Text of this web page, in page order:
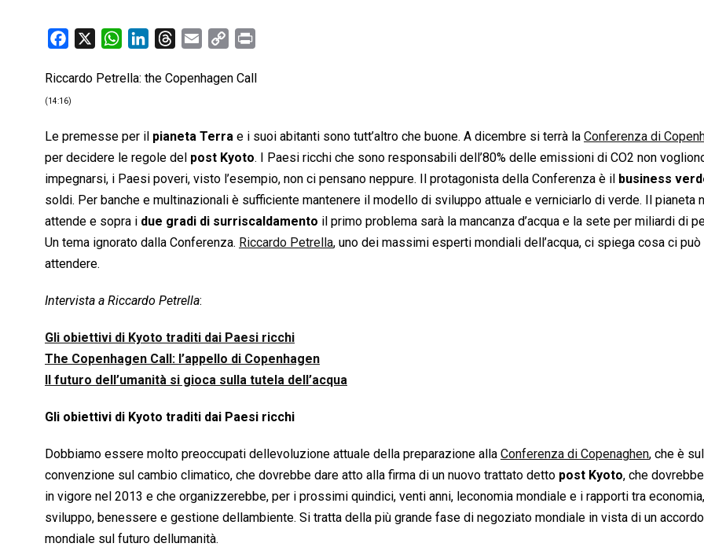
c
e
o
o
k
W
a
A
p
p
n
d
I
n
r
d
s
a
p
i
n
k
i
Riccardo Petrella: the Copenhagen Call
(14:16)
Le premesse per il pianeta Terra e i suoi abitanti sono tutt’altro che buone. A dicembre si terrà la Conferenza di
per decidere le regole del post Kyoto. I Paesi ricchi che sono responsabili dell’80% delle emissioni di CO2 non
impegnarsi, i Paesi poveri, visto l’esempio, non ci pensano neppure. Il protagonista della Conferenza è il business
soldi. Per banche e multinazionali è sufficiente mantenere il modello di sviluppo attuale e verniciarlo di verde. Il pianeta
attende e sopra i due gradi di surriscaldamento il primo problema sarà la mancanza d’acqua e la sete per miliardi di
Un tema ignorato dalla Conferenza. Riccardo Petrella, uno dei massimi esperti mondiali dell’acqua, ci spiega cosa ci può
attendere.
Intervista a Riccardo Petrella:
Gli obiettivi di Kyoto traditi dai Paesi ricchi
The Copenhagen Call: l’appello di Copenhagen
Il futuro dell’umanità si gioca sulla tutela dell’acqua
Gli obiettivi di Kyoto traditi dai Paesi ricchi
Dobbiamo essere molto preoccupati dellevoluzione attuale della preparazione alla Conferenza di Copenaghen, che è
convenzione sul cambio climatico, che dovrebbe dare atto alla firma di un nuovo trattato detto post Kyoto, che
in vigore nel 2013 e che organizzerebbe, per i prossimi quindici, venti anni, leconomia mondiale e i rapporti tra economia,
sviluppo, benessere e gestione dellambiente. Si tratta della più grande fase di negoziato mondiale in vista di un accordo
mondiale sul futuro dellumanità.